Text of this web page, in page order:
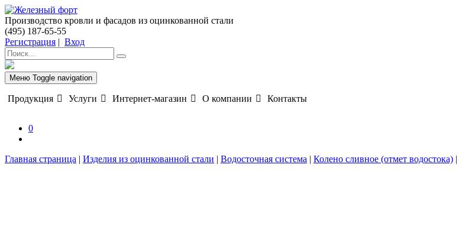
Производство кровли и фасадов из оцинкованной стали
(495) 187-65-55
Регистрация | Вход
Меню Toggle navigation
Продукция Услуги Интернет-магазин О компании Контакты
0
Главная страница | Изделия из оцинкованной стали | Водосточная система | Колено сливное (отмет водостока) |